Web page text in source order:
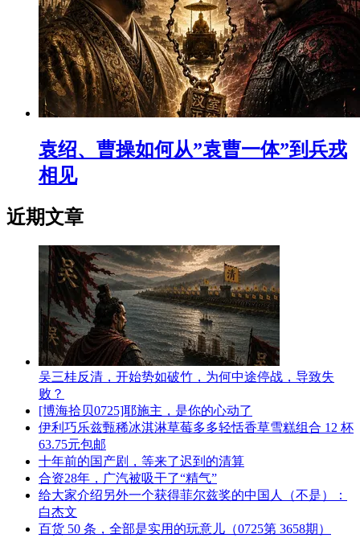
袁绍、曹操如何从”袁曹一体”到兵戎
相见
近期文章
吴三桂反清，开始势如破竹，为何中途停战，导致失
败？
[博海拾贝0725]耶施主，是你的心动了
伊利巧乐兹甄稀冰淇淋草莓多多轻恬香草雪糕组合 12 杯
63.75元包邮
十年前的国产剧，等来了迟到的清算
合资28年，广汽被吸干了“精气”
给大家介绍另外一个获得菲尔兹奖的中国人（不是）：
白杰文
百货 50 条，全部是实用的玩意儿（0725第 3658期）